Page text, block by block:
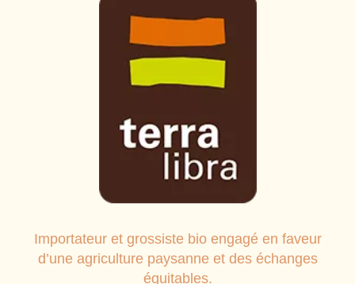
Importateur et grossiste bio engagé en faveur
d’une agriculture paysanne et des échanges
équitables.